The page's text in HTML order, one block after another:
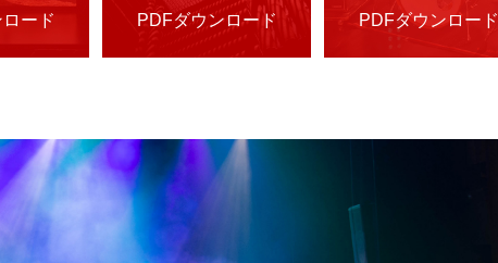
ード PDFダウンロード PDFダウンロード